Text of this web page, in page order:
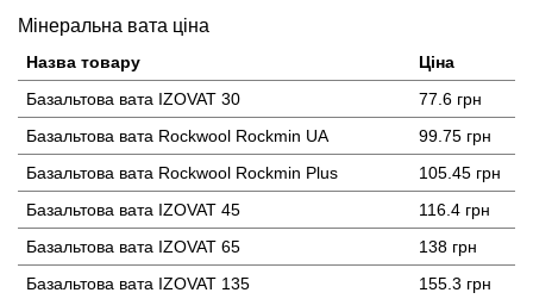
Мінеральна вата ціна
Назва товару
Ціна
Базальтова вата IZOVAT 30
77.6 грн
Базальтова вата Rockwool Rockmin UA
99.75 грн
Базальтова вата Rockwool Rockmin Plus
105.45 грн
Базальтова вата IZOVAT 45
116.4 грн
Базальтова вата IZOVAT 65
138 грн
Базальтова вата IZOVAT 135
155.3 грн